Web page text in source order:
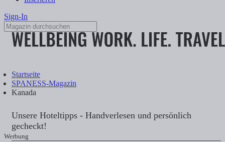
Sign-In
Startseite
SPANESS-Magazin
Kanada
Unsere Hoteltipps - Handverlesen und persönlich
gecheckt!
Werbung